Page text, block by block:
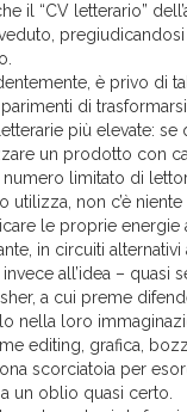
il “CV letterario”
pregiudicandosi
è privo di
di
più elevate: se
un prodotto con
numero limitato di
utilizza, non c’è
le proprie energie
in circuiti
all’idea – quasi
a cui preme
nella loro
editing, grafica,
scorciatoia per
un oblio quasi certo.